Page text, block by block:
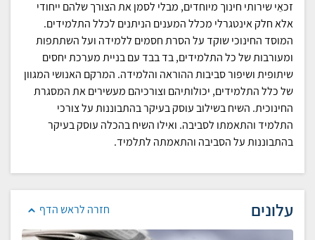
זכאֵי שירותי חינוך מיוחדים, מבלי לסמן את הצורך שלהם ייחודי
אלא חלק אינטגרלי מכלל המענים הניתנים לכלל התלמידים.
המוסד החינוכי שוקד על הסרת חסמים ללמידה ועל השתתפות
ומעורבות של כל התלמידים, בד בבד עם בניית מערכת יחסים
שיתופית ושיפור סביבות ההוראה והלמידה. המרקם האנושי המגוון
של כלל התלמידים, יכולותיהם וצורכיהם מעשירים את המסגרת
החינוכית. השיח בשילוב עוסק בעיקר בהתבוננות על צורכי
התלמיד והתאמתו לסביבה. ואילו השיח בהכלה עוסק בעיקר
בהתבוננות על הסביבה והתאמתה לתלמיד.
חזרה לראש הדף עלונים